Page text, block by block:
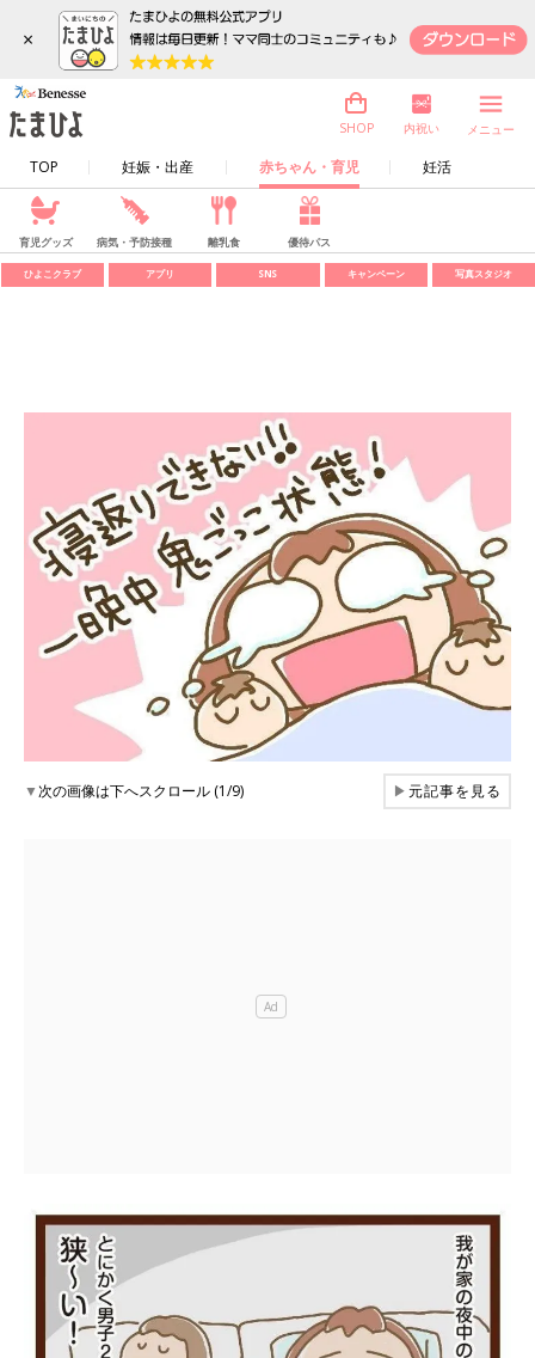
×
TOP 妊娠・出産 赤ちゃん・育児 妊活
SHOP 内祝い メニュー
育児グッズ 病気・予防接種 離乳食 優待パス
ひよこクラブ アプリ SNS キャンペーン 写真スタジオ
▼次の画像は下へスクロール (1/9) ▶元記事を見る